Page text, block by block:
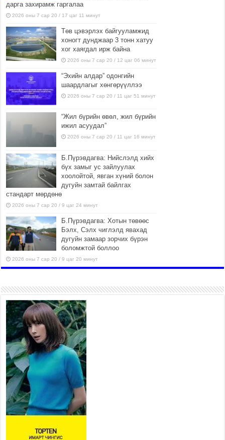
дарга захирамж гаргалаа
2026 оны 7 сар 20 / 17 цаг 11 минут
Төв цэвэрлэх байгууламжид
хоногт дунджаар 3 тонн хатуу
хог хаягдал ирж байна
2026 оны 7 сар 20 / 12 цаг 06 минут
“Эхийн алдар” одонгийн
шаардлагыг хөнгөрүүллээ
2026 оны 7 сар 20 / 11 цаг 51 минут
“Жил бүрийн өвөл, жил бүрийн
ижил асуудал”
2026 оны 7 сар 20 / 11 цаг 16 минут
Б.Пүрэвдагва: Нийслэлд хийх
бүх замыг ус зайлуулах
хоолойтой, явган хүний болон
дугуйн замтай байлгах
стандарт мөрдөнө
2026 оны 7 сар 20 / 9 цаг 24 минут
Б.Пүрэвдагва: Хотын төвөөс
Бэлх, Сэлх чиглэлд явахад
дугуйн замаар зорчих бүрэн
боломжтой боллоо
2026 оны 7 сар 20 / 9 цаг 20 минут
үргэлжилж байна
2026 оны 7 сар 20 / 9 цаг 14 минут
Усархаг аадар бороо орж байгаа тул аюулгүй
байдлаа хангаж, үер усны аюулаас
сэрэмжлэхийг нийслэлийн Онцгой байдлын
газраас анхааруулж байна
2026 оны 7 сар 20 / 9 цаг 09 минут
311 алба хаагч, 119 техник хэрэгсэлтэй ажиллаж
үер усны аюул, болзошгүй эрсдэлээс сэргийлж
байна
2026 оны 7 сар 20 / 9 цаг 05 минут
Аяллаа зөв төлөвлөхийг иргэдэд зөвлөж байна
2026 оны 7 сар 16 / 11 цаг 50 минут